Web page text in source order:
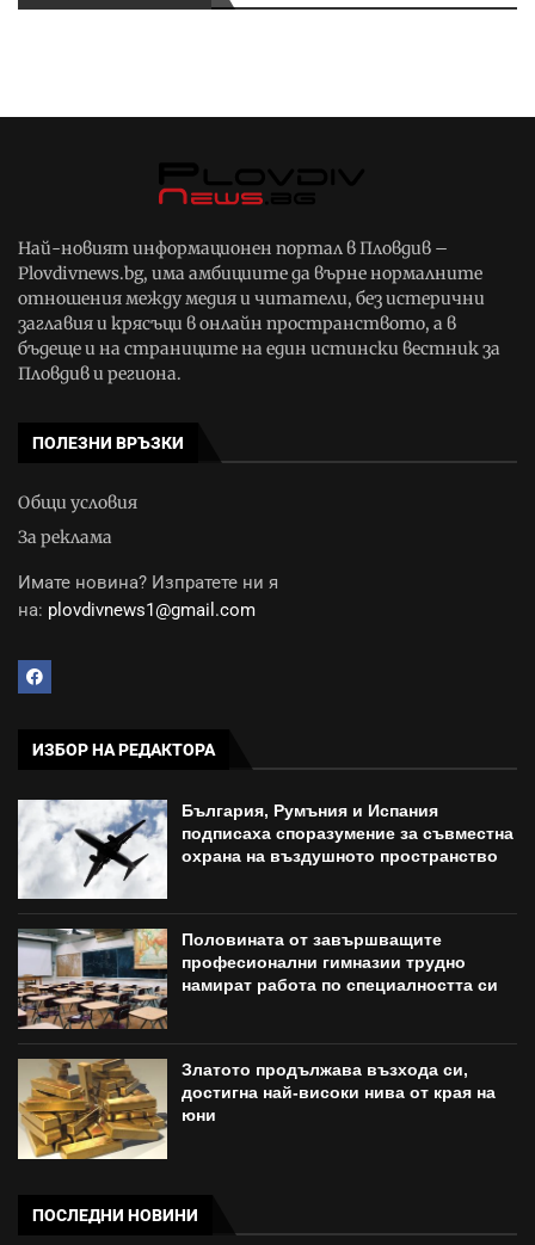
Най-новият информационен портал в Пловдив –
Plovdivnews.bg, има амбициите да върне нормалните
отношения между медия и читатели, без истерични
заглавия и крясъци в онлайн пространството, а в
бъдеще и на страниците на един истински вестник за
Пловдив и региона.
ПОЛЕЗНИ ВРЪЗКИ
Общи условия
За реклама
Имате новина? Изпратете ни я
на: plovdivnews1@gmail.com
ИЗБОР НА РЕДАКТОРА
България, Румъния и Испания
подписаха споразумение за съвместна
охрана на въздушното пространство
Половината от завършващите
професионални гимназии трудно
намират работа по специалността си
Златото продължава възхода си,
достигна най-високи нива от края на
юни
ПОСЛЕДНИ НОВИНИ